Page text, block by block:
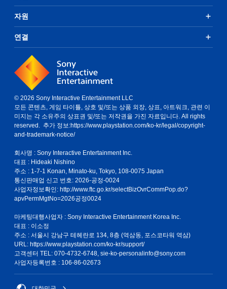
자원
연결
© 2026 Sony Interactive Entertainment LLC
모든 콘텐츠, 게임 타이틀, 상호 및/또는 상품 외장, 상표, 아트워크, 관련 이
미지는 각 소유주의 상표권 및/또는 저작권을 가진 자료입니다. All rights
reserved. 추가 정보:https://www.playstation.com/ko-kr/legal/copyright-
and-trademark-notice/
회사명 : Sony Interactive Entertainment Inc.
대표 : Hideaki Nishino
주소 : 1-7-1 Konan, Minato-ku, Tokyo, 108-0075 Japan
통신판매업 신고 번호: 2026-공정-0024
사업자정보확인: http://www.ftc.go.kr/selectBizOvrCommPop.do?
apvPermMgtNo=2026공정0024
마케팅대행사업자 : Sony Interactive Entertainment Korea Inc.
대표 : 이소정
주소 : 서울시 강남구 테헤란로 134, 8층 (역삼동, 포스코타워 역삼)
URL: https://www.playstation.com/ko-kr/support/
고객센터 TEL: 070-4732-6748, sie-ko-personalinfo@sony.com
사업자등록번호 : 106-86-02673